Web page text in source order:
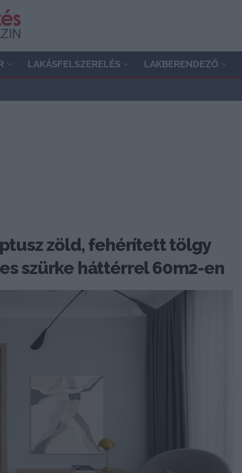
LAKÁSFELSZERELÉS LAKBERENDEZŐ
zöld, fehérített tölgy
szürke háttérrel 60m2-en